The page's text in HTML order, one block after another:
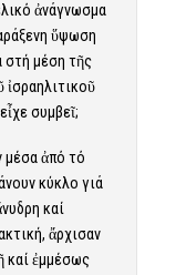
ἀνάγνωσμα
ὕψωση
στή μέση τῆς
ἰσραηλιτικοῦ
συμβεῖ;
μέσα ἀπό τό
κύκλο γιά
καί
ἄρχισαν
καί ἐμμέσως